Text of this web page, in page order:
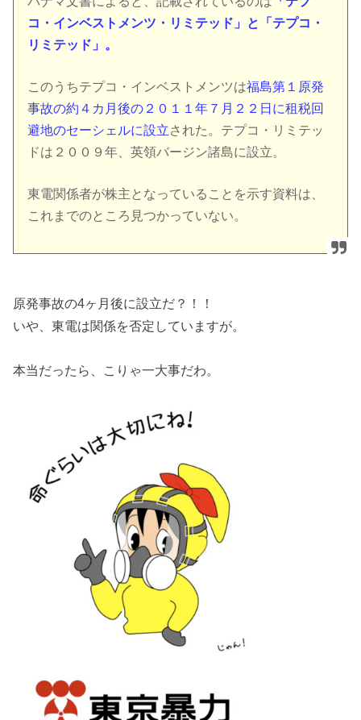
コ・インベストメンツ・リミテッド」と「テプコ・
リミテッド」。
このうちテプコ・インベストメンツは福島第１原発
事故の約４カ月後の２０１１年７月２２日に租税回
避地のセーシェルに設立された。テプコ・リミテッ
ドは２００９年、英領バージン諸島に設立。
東電関係者が株主となっていることを示す資料は、
これまでのところ見つかっていない。
原発事故の4ヶ月後に設立だ？！！
いや、東電は関係を否定していますが。
本当だったら、こりゃ一大事だわ。